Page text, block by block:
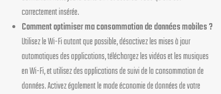
correctement insérée.
Comment optimiser ma consommation de données mobiles ?
Utilisez le Wi-Fi autant que possible, désactivez les mises à jour
automatiques des applications, téléchargez les vidéos et les musiques
en Wi-Fi, et utilisez des applications de suivi de la consommation de
données. Activez également le mode économie de données de votre